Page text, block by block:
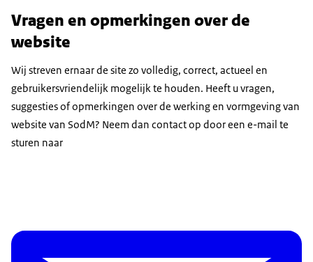
Vragen en opmerkingen over de
website
Wij streven ernaar de site zo volledig, correct, actueel en
gebruikersvriendelijk mogelijk te houden. Heeft u vragen,
suggesties of opmerkingen over de werking en vormgeving van
website van SodM? Neem dan contact op door een e-mail te
sturen naar